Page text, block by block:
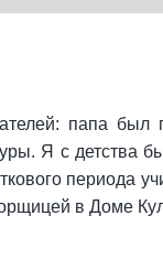
папа был
Я с детства
периода
в Доме